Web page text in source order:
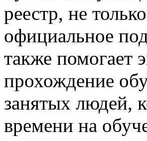
реестр, не
официальное
также помогает
прохождение
занятых людей,
времени на